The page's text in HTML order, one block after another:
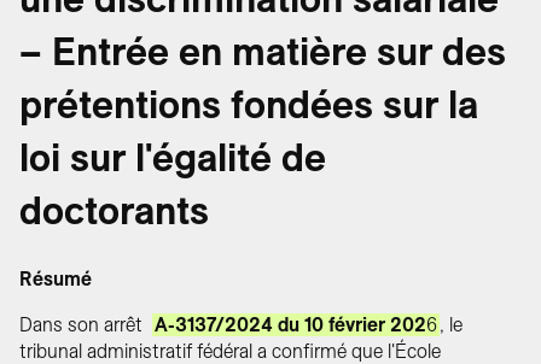
– Entrée en matière sur des
prétentions fondées sur la
loi sur l'égalité de
doctorants
Résumé
Dans son arrêt A-3137/2024 du 10 février 2026, le
tribunal administratif fédéral a confirmé que l'École